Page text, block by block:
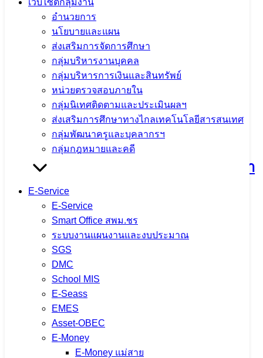
เว็บไซต์กลุ่มงาน
อำนวยการ
นโยบายและแผน
ส่งเสริมการจัดการศึกษา
กลุ่มบริหารงานบุคคล
กลุ่มบริหารการเงินและสินทรัพย์
หน่วยตรวจสอบภายใน
กลุ่มนิเทศติดตามและประเมินผลฯ
ส่งเสริมการศึกษาทางไกลเทคโนโลยีสารสนเทศ
กลุ่มพัฒนาครูและบุคลากรฯ
กลุ่มกฎหมายและคดี
E-Service
E-Service
Smart Office สพม.ชร
ระบบงานแผนงานและงบประมาณ
SGS
DMC
School MIS
E-Seass
EMES
Asset-OBEC
E-Money
E-Money แม่สาย
5 สิงหาคม 20265 สิงหาคม 2026
สพม.เชียงราย
จำนวนผู้ชม: 7
กิจกรรมแลกเปลี่ยนเรียนรู้วิธีปฏิบัติที่ดี
(Best Practice) และการขับเคลื่อนหลัก
ปรัชญาของเศรษฐกิจพอเพียงสู่สถานศึกษา
ประจำปีงบประมาณ พ.ศ. 2569 ณ โรง
เรียนแม่ต๋ำตาดควันวิทยาคม
4 สิงหาคม 2026
สพม.เชียงราย
จำนวนผู้ชม: 7
ตรวจสุขภาพประจำปี 2569 ใส่ใจสุขภาพ